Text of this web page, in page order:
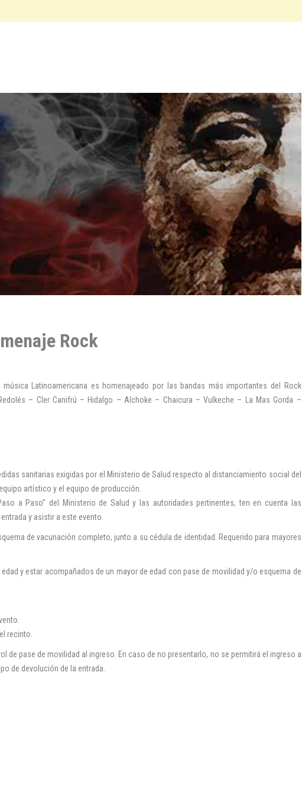
del mismo medio de pago por el cual compraron, en un plazo aproximado de 25 días
Rock
Latinoamericana es homenajeado por las bandas más importantes del Rock
– Cler Canifrú – Hidalgo – Alchoke – Chaicura – Vulkeche – La Mas Gorda –
sanitarias exigidas por el Ministerio de Salud respecto al distanciamiento social del
artístico y el equipo de producción.
a Paso” del Ministerio de Salud y las autoridades pertinentes, ten en cuenta las
y asistir a este evento.
de vacunación completo, junto a su cédula de identidad. Requerido para mayores
y estar acompañados de un mayor de edad con pase de movilidad y/o esquema de
recinto.
de pase de movilidad al ingreso. En caso de no presentarlo, no se permitirá el ingreso a
de devolución de la entrada.